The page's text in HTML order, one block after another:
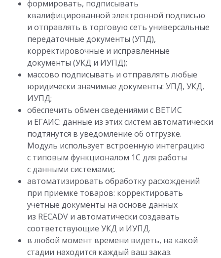
формировать, подписывать
квалифицированной электронной подписью
и отправлять в торговую сеть универсальные
передаточные документы (УПД),
корректировочные и исправленные
документы (УКД и ИУПД);
массово подписывать и отправлять любые
юридически значимые документы: УПД, УКД,
ИУПД;
обеспечить обмен сведениями с ВЕТИС
и ЕГАИС: данные из этих систем автоматически
подтянутся в уведомление об отгрузке.
Модуль использует встроенную интеграцию
с типовым функционалом 1С для работы
с данными системами;.
автоматизировать обработку расхождений
при приемке товаров: корректировать
учетные документы на основе данных
из RECADV и автоматически создавать
соответствующие УКД и ИУПД.
в любой момент времени видеть, на какой
стадии находится каждый ваш заказ.